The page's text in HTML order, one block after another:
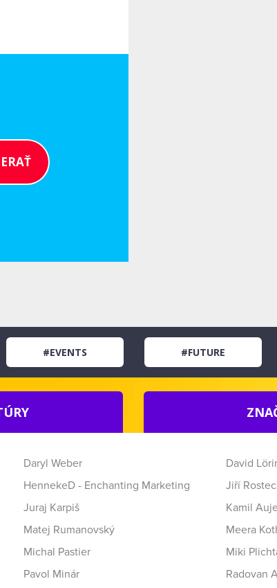
#EVENTS #FUTURE
Daryl Weber
David
HennekeD - Enchanting Marketing
Jiří
Juraj Karpiš
Kamil
Matej Rumanovský
Meera
Michal Pastier
Miki
Pavol Minár
Radovan